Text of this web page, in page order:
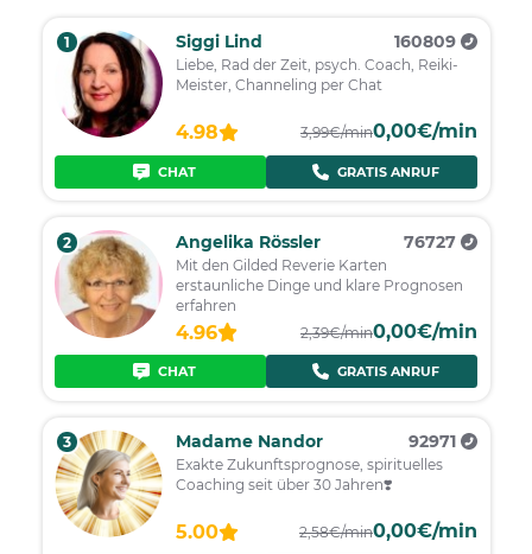
1 Siggi Lind 160809
Liebe, Rad der Zeit, psych. Coach, Reiki-
Meister, Channeling per Chat
4.98 3,99€/min0,00€/min
CHAT GRATIS ANRUF
2 Angelika Rössler 76727
Mit den Gilded Reverie Karten
erstaunliche Dinge und klare Prognosen
erfahren
4.96 2,39€/min0,00€/min
CHAT GRATIS ANRUF
3 Madame Nandor 92971
Exakte Zukunftsprognose, spirituelles
Coaching seit über 30 Jahren❣️
5.00 2,58€/min0,00€/min